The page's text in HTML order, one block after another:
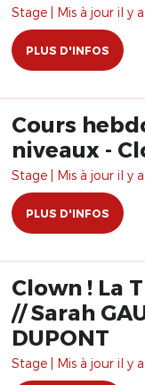
Stage | Mis à jour il y
PLUS D'INFOS
Cours
niveaux -
Stage | Mis à jour il y
PLUS D'INFOS
Clown ! La
// Sarah GAUTRÉ et Jeannick
DUPONT
Stage | Mis à jour il y